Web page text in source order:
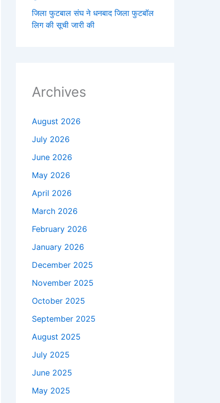
जिला फुटबाल संघ ने धनबाद जिला फुटबॉल
लिग की सूची जारी की
Archives
August 2026
July 2026
June 2026
May 2026
April 2026
March 2026
February 2026
January 2026
December 2025
November 2025
October 2025
September 2025
August 2025
July 2025
June 2025
May 2025